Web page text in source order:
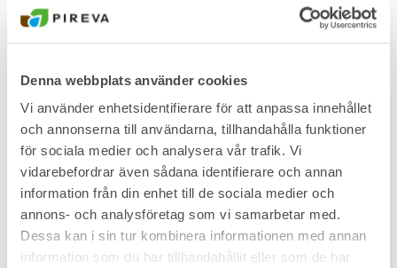
Denna webbplats använder cookies
Vi använder enhetsidentifierare för att anpassa innehållet
och annonserna till användarna, tillhandahålla funktioner
för sociala medier och analysera vår trafik. Vi
vidarebefordrar även sådana identifierare och annan
information från din enhet till de sociala medier och
annons- och analysföretag som vi samarbetar med.
Dessa kan i sin tur kombinera informationen med annan
information som du har tillhandahållit eller som de har
Matolja -mindre mängd
Metallförpackningar